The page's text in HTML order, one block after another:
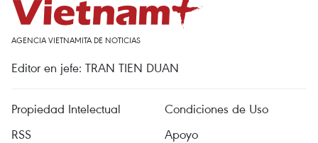
AGENCIA VIETNAMITA DE NOTICIAS
Editor en jefe: TRAN TIEN DUAN
Propiedad Intelectual
Condiciones de Uso
RSS
Apoyo